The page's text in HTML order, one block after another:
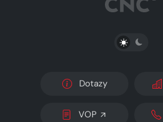
Dotazy
VOP